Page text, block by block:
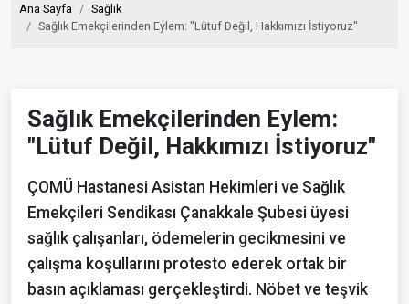
Ana Sayfa
Sağlık
Sağlık Emekçilerinden Eylem: "Lütuf Değil, Hakkımızı İstiyoruz"
Sağlık Emekçilerinden Eylem:
"Lütuf Değil, Hakkımızı İstiyoruz"
ÇOMÜ Hastanesi Asistan Hekimleri ve Sağlık
Emekçileri Sendikası Çanakkale Şubesi üyesi
sağlık çalışanları, ödemelerin gecikmesini ve
çalışma koşullarını protesto ederek ortak bir
basın açıklaması gerçekleştirdi. Nöbet ve teşvik